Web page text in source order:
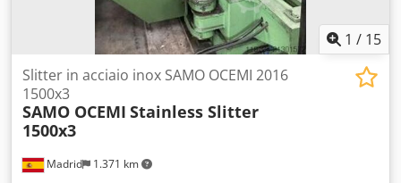
1 / 15
Madrid 1.371 km
Slitter in acciaio inox SAMO OCEMI 2016
1500x3
SAMO OCEMI Stainless Slitter
1500x3